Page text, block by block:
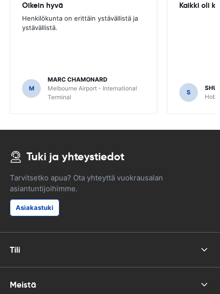
Oikein hyvä
Henkilökunta on erittäin ystävällistä ja
ystävällistä.
M
MARC CHAMONARD
Melbourne Airport - International
Terminal
Kaikki oli
S
Tuki ja yhteystiedot
Tarvitsetko apua? Ota yhteyttä vuokrausalan
asiantuntijoihimme.
Asiakastuki
Tili
Meistä